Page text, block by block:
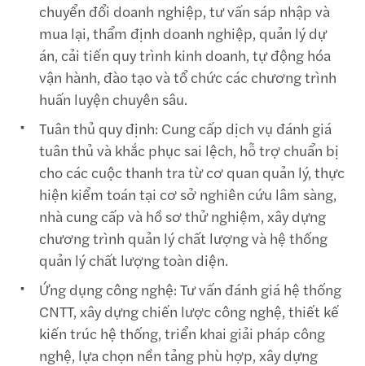
chuyển đổi doanh nghiệp, tư vấn sáp nhập và
mua lại, thẩm định doanh nghiệp, quản lý dự
án, cải tiến quy trình kinh doanh, tự động hóa
vận hành, đào tạo và tổ chức các chương trình
huấn luyện chuyên sâu.
Tuân thủ quy định: Cung cấp dịch vụ đánh giá
tuân thủ và khắc phục sai lệch, hỗ trợ chuẩn bị
cho các cuộc thanh tra từ cơ quan quản lý, thực
hiện kiểm toán tại cơ sở nghiên cứu lâm sàng,
nhà cung cấp và hồ sơ thử nghiệm, xây dựng
chương trình quản lý chất lượng và hệ thống
quản lý chất lượng toàn diện.
Ứng dụng công nghệ: Tư vấn đánh giá hệ thống
CNTT, xây dựng chiến lược công nghệ, thiết kế
kiến trúc hệ thống, triển khai giải pháp công
nghệ, lựa chọn nền tảng phù hợp, xây dựng